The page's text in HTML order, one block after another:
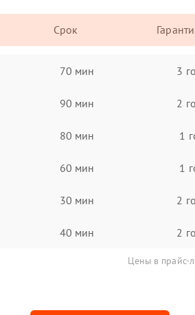
Срок
70 мин 3
90 мин 2
80 мин 1
60 мин 1
30 мин 2
40 мин 2
Цены в прайс-